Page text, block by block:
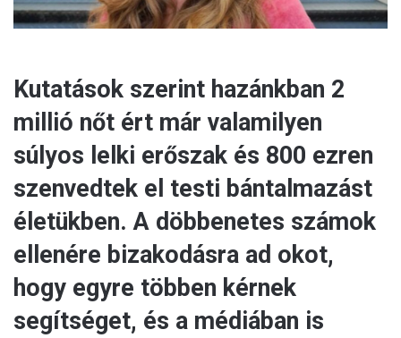
Kutatások szerint hazánkban 2
millió nőt ért már valamilyen
súlyos lelki erőszak és 800 ezren
szenvedtek el testi bántalmazást
életükben. A döbbenetes számok
ellenére bizakodásra ad okot,
hogy egyre többen kérnek
segítséget, és a médiában is